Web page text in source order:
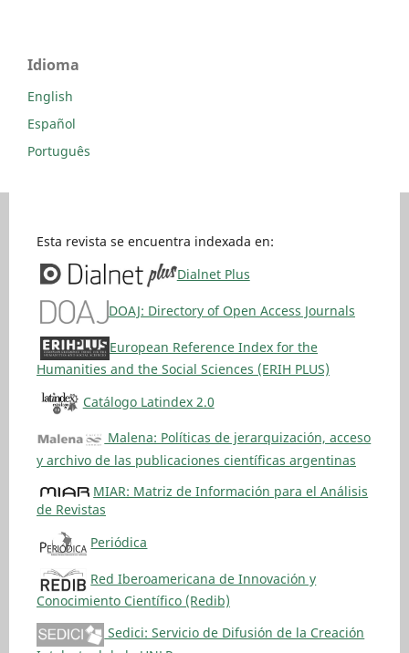
Idioma
English
Español
Português
Esta revista se encuentra indexada en:
Dialnet Plus
DOAJ: Directory of Open Access Journals
European Reference Index for the
Humanities and the Social Sciences (ERIH PLUS)
Catálogo Latindex 2.0
Malena: Políticas de jerarquización, acceso
y archivo de las publicaciones científicas argentinas
MIAR: Matriz de Información para el Análisis
de Revistas
Periódica
Red Iberoamericana de Innovación y
Conocimiento Científico (Redib)
Sedici: Servicio de Difusión de la Creación